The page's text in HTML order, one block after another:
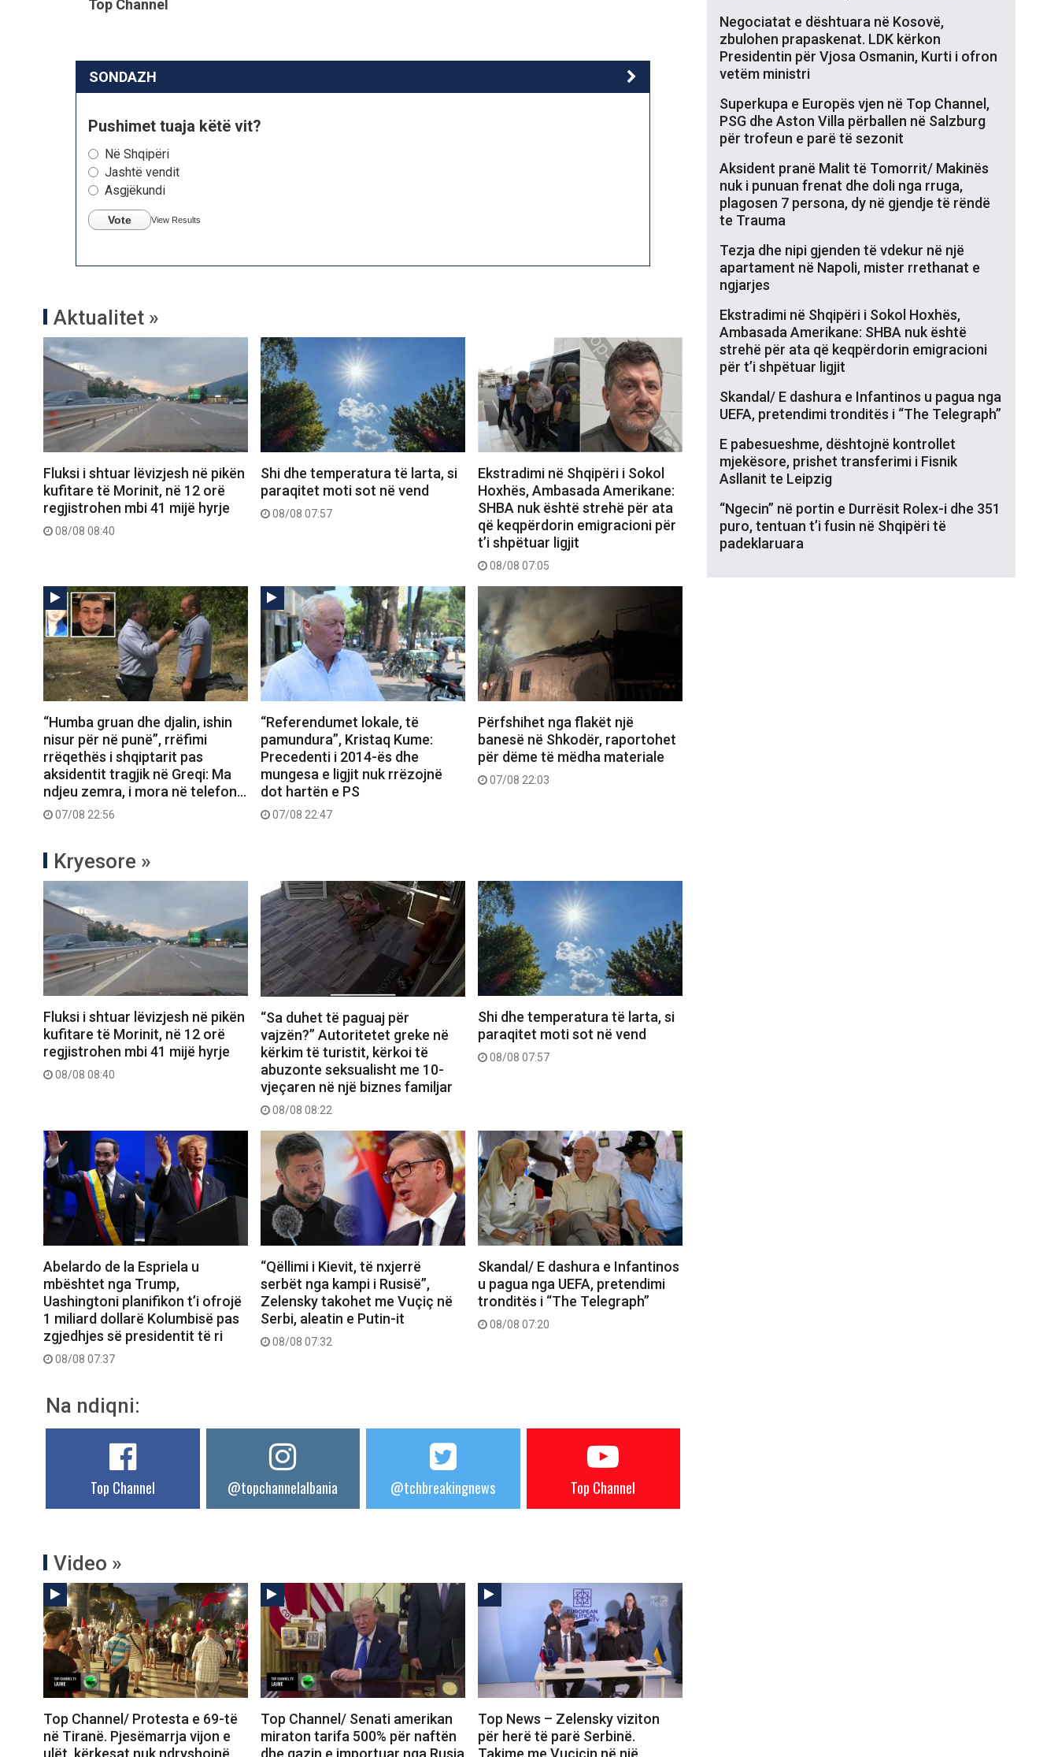
Top Channel
SONDAZH
Pushimet tuaja këtë vit?
Në Shqipëri
Jashtë vendit
Asgjëkundi
Vote View Results
Aktualitet »
Fluksi i shtuar lëvizjesh në pikën
kufitare të Morinit, në 12 orë
regjistrohen mbi 41 mijë hyrje
08/08 08:40
Shi dhe temperatura të larta, si
paraqitet moti sot në vend
08/08 07:57
Ekstradimi në Shqipëri i Sokol
Hoxhës, Ambasada Amerikane:
SHBA nuk është strehë për ata
që keqpërdorin emigracioni për
t’i shpëtuar ligjit
08/08 07:05
“Humba gruan dhe djalin, ishin
nisur për në punë”, rrëfimi
rrëqethës i shqiptarit pas
aksidentit tragjik në Greqi: Ma
ndjeu zemra, i mora në telefon…
07/08 22:56
“Referendumet lokale, të
pamundura”, Kristaq Kume:
Precedenti i 2014-ës dhe
mungesa e ligjit nuk rrëzojnë
dot hartën e PS
07/08 22:47
Përfshihet nga flakët një
banesë në Shkodër, raportohet
për dëme të mëdha materiale
07/08 22:03
Kryesore »
Fluksi i shtuar lëvizjesh në pikën
kufitare të Morinit, në 12 orë
regjistrohen mbi 41 mijë hyrje
08/08 08:40
“Sa duhet të paguaj për
vajzën?” Autoritetet greke në
kërkim të turistit, kërkoi të
abuzonte seksualisht me 10-
vjeçaren në një biznes familjar
08/08 08:22
Shi dhe temperatura të larta, si
paraqitet moti sot në vend
08/08 07:57
Abelardo de la Espriela u
mbështet nga Trump,
Uashingtoni planifikon t’i ofrojë
1 miliard dollarë Kolumbisë pas
zgjedhjes së presidentit të ri
08/08 07:37
“Qëllimi i Kievit, të nxjerrë
serbët nga kampi i Rusisë”,
Zelensky takohet me Vuçiç në
Serbi, aleatin e Putin-it
08/08 07:32
Skandal/ E dashura e Infantinos
u pagua nga UEFA, pretendimi
tronditës i “The Telegraph”
08/08 07:20
Na ndiqni:
Top Channel @topchannelalbania @tchbreakingnews Top Channel
Video »
Top Channel/ Protesta e 69-të
në Tiranë. Pjesëmarrja vijon e
ulët, kërkesat nuk ndryshojnë
Top Channel/ Senati amerikan
miraton tarifa 500% për naftën
dhe gazin e importuar nga Rusia
Top News – Zelensky viziton
për herë të parë Serbinë.
Takime me Vuçiçin në një
Negociatat e dështuara në Kosovë,
zbulohen prapaskenat. LDK kërkon
Presidentin për Vjosa Osmanin, Kurti i ofron
vetëm ministri
Superkupa e Europës vjen në Top Channel,
PSG dhe Aston Villa përballen në Salzburg
për trofeun e parë të sezonit
Aksident pranë Malit të Tomorrit/ Makinës
nuk i punuan frenat dhe doli nga rruga,
plagosen 7 persona, dy në gjendje të rëndë
te Trauma
Tezja dhe nipi gjenden të vdekur në një
apartament në Napoli, mister rrethanat e
ngjarjes
Ekstradimi në Shqipëri i Sokol Hoxhës,
Ambasada Amerikane: SHBA nuk është
strehë për ata që keqpërdorin emigracioni
për t’i shpëtuar ligjit
Skandal/ E dashura e Infantinos u pagua nga
UEFA, pretendimi tronditës i “The Telegraph”
E pabesueshme, dështojnë kontrollet
mjekësore, prishet transferimi i Fisnik
Asllanit te Leipzig
“Ngecin” në portin e Durrësit Rolex-i dhe 351
puro, tentuan t’i fusin në Shqipëri të
padeklaruara